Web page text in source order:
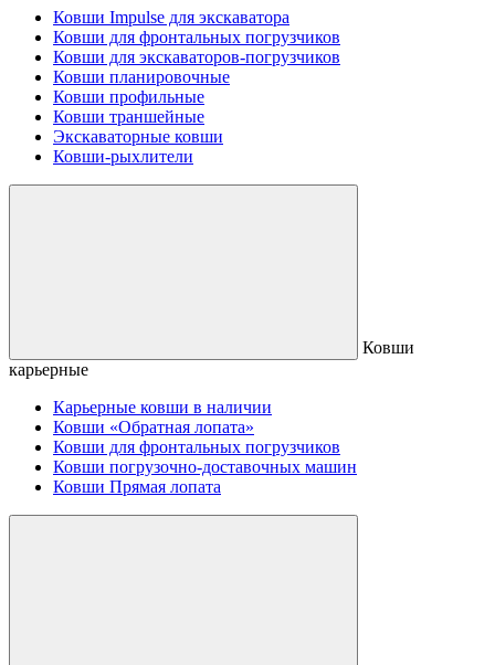
Ковши Impulse для экскаватора
Ковши для фронтальных погрузчиков
Ковши для экскаваторов-погрузчиков
Ковши планировочные
Ковши профильные
Ковши траншейные
Экскаваторные ковши
Ковши-рыхлители
Ковши
карьерные
Карьерные ковши в наличии
Ковши «Обратная лопата»
Ковши для фронтальных погрузчиков
Ковши погрузочно-доставочных машин
Ковши Прямая лопата